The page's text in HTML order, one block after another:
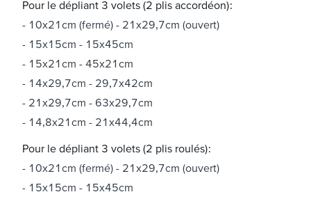
Pour le dépliant 3 volets (2 plis accordéon) :
10x21cm (fermé) - 21x29,7cm (ouvert)
15x15cm - 15x45cm
15x21cm - 45x21cm
14x29,7cm - 29,7x42cm
21x29,7cm - 63x29,7cm
14,8x21cm - 21x44,4cm
Pour le dépliant 3 volets (2 plis roulés) :
10x21cm (fermé) - 21x29,7cm (ouvert)
15x15cm - 15x45cm